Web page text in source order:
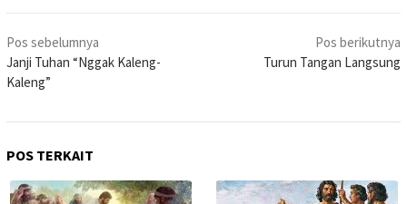
Navigasi
pos
Pos sebelumnya
Janji Tuhan “Nggak Kaleng-
Kaleng”
Pos berikutnya
Turun Tangan Langsung
POS TERKAIT